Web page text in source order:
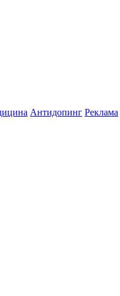
Антидопинг Реклама